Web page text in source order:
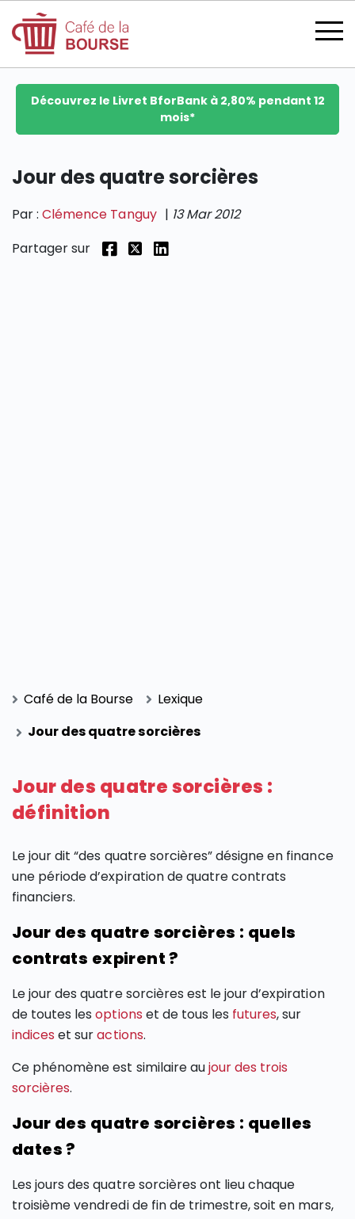
se connecter
Découvrez le Livret BforBank à 2,80% pendant 12
mois*
Jour des quatre sorcières
Par :Clémence Tanguy | 13 Mar 2012
Partager sur
Café de la Bourse
Lexique
Jour des quatre sorcières
Jour des quatre sorcières :
définition
Le jour dit “des quatre sorcières” désigne en finance
une période d’expiration de quatre contrats
financiers.
Jour des quatre sorcières : quels
contrats expirent ?
Le jour des quatre sorcières est le jour d’expiration
de toutes lesoptions et de tous les futures, sur
indices et suractions.
Ce phénomène est similaire aujour des trois
sorcières.
Jour des quatre sorcières : quelles
dates ?
Les jours des quatre sorcières ont lieu chaque
troisième vendredi de fin de trimestre, soit en mars,